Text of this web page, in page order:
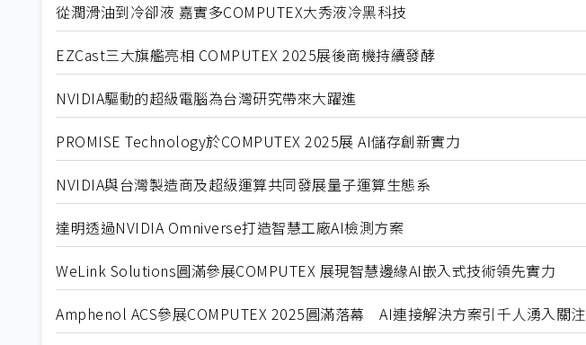
從潤滑油到冷卻液 嘉實多COMPUTEX大秀液冷黑科技
EZCast三大旗艦亮相 COMPUTEX 2025展後商機持續發酵
NVIDIA驅動的超級電腦為台灣研究帶來大躍進
PROMISE Technology於COMPUTEX 2025展 AI儲存創新實力
NVIDIA與台灣製造商及超級運算共同發展量子運算生態系
達明透過NVIDIA Omniverse打造智慧工廠AI檢測方案
WeLink Solutions圓滿參展COMPUTEX 展現智慧邊緣AI嵌入式技術領先實力
Amphenol ACS參展COMPUTEX 2025圓滿落幕 AI連接解決方案引千人湧入關注